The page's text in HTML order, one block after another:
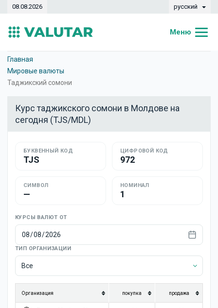
08.08.2026 русский
Меню
Обменные кассы
Денежные переводы
Главная
Мировые валюты
Таджикский сомони
Курс таджикского сомони в Молдове на
сегодня (TJS/MDL)
БУКВЕННЫЙ КОД
TJS
ЦИФРОВОЙ КОД
972
СИМВОЛ
—
НОМИНАЛ
1
КУРСЫ ВАЛЮТ ОТ
ТИП ОРГАНИЗАЦИИ
Все
Организация покупка продажа